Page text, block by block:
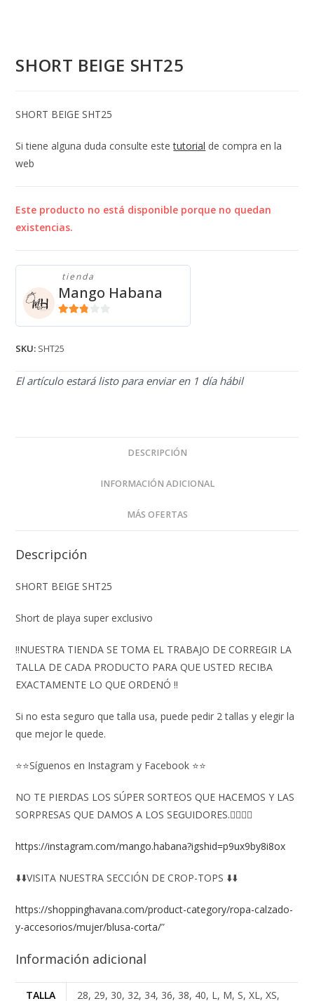
SHORT BEIGE SHT25
SHORT BEIGE SHT25
Si tiene alguna duda consulte estetutorial de compra en la
web
Este producto no está disponible porque no quedan
existencias.
tienda
Mango Habana
SKU: SHT25
El artículo estará listo para enviar en 1 día hábil
DESCRIPCIÓN
INFORMACIÓN ADICIONAL
MÁS OFERTAS
Descripción
SHORT BEIGE SHT25
Short de playa super exclusivo
‼️NUESTRA TIENDA SE TOMA EL TRABAJO DE CORREGIR LA
TALLA DE CADA PRODUCTO PARA QUE USTED RECIBA
EXACTAMENTE LO QUE ORDENÓ ‼️
Si no esta seguro que talla usa, puede pedir 2 tallas y elegir la
que mejor le quede.
⭐⭐Síguenos en Instagram y Facebook ⭐⭐
NO TE PIERDAS LOS SÚPER SORTEOS QUE HACEMOS Y LAS
SORPRESAS QUE DAMOS A LOS SEGUIDORES.👇🏻👇🏻
https://instagram.com/mango.habana?igshid=p9ux9by8i8ox
⬇️⬇️VISITA NUESTRA SECCIÓN DE CROP-TOPS ⬇️⬇️
https://shoppinghavana.com/product-category/ropa-calzado-
y-accesorios/mujer/blusa-corta/”
Información adicional
TALLA 28, 29, 30, 32, 34, 36, 38, 40, L, M, S, XL, XS,